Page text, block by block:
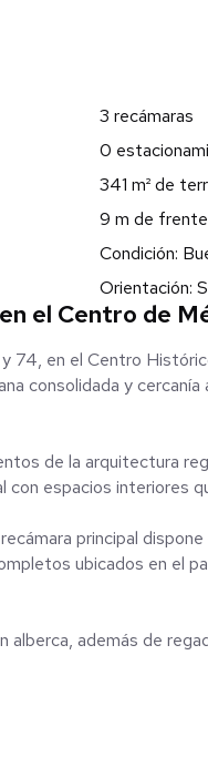
3 recámaras
0
341 m² de
9 m de frente
Condición:
Orientación:
el Centro de
74, en el Centro
consolidada y
de la arquitectura
espacios interiores
principal
ubicados en el
además de
servicio y un cuarto